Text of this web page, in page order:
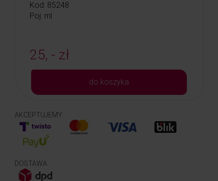
Kod: 85248
Poj: ml
25, - zł
do koszyka
AKCEPTUJEMY
DOSTAWA